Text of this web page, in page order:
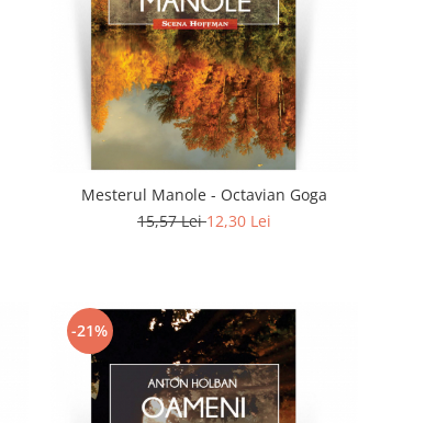
Mesterul Manole - Octavian Goga
15,57 Lei12,30 Lei
-21%